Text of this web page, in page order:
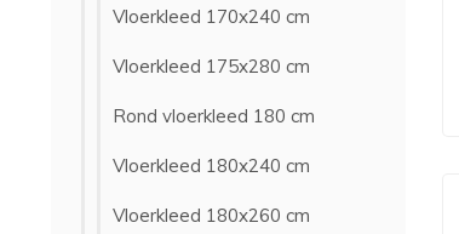
Vloerkleed 170x240 cm
Vloerkleed 175x280 cm
Rond vloerkleed 180 cm
Vloerkleed 180x240 cm
Vloerkleed 180x260 cm